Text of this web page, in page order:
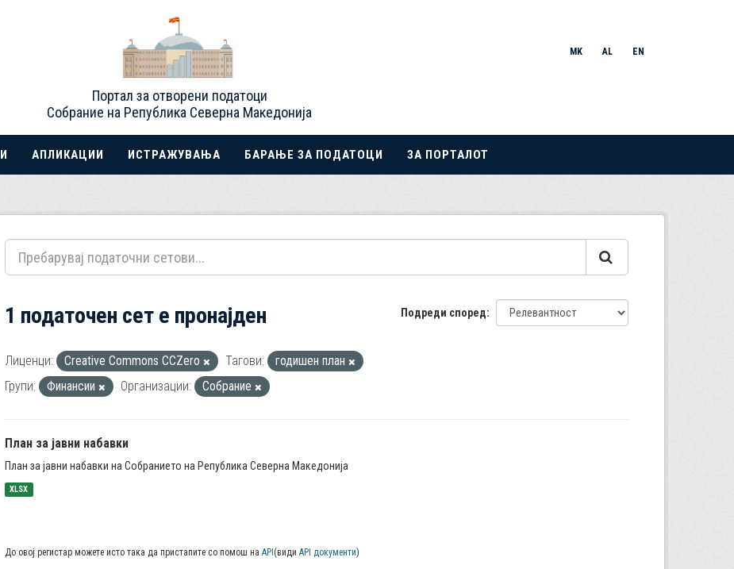
Портал за отворени податоци
Собрание на Република Северна Македонија
MK AL EN
АПЛИКАЦИИ ИСТРАЖУВАЊА БАРАЊЕ ЗА ПОДАТОЦИ ЗА ПОРТАЛОТ
Подреди според
1 податочен сет е пронајден
Лиценци: Creative Commons CCZero Тагови:
годишен план
Групи:
Финансии Организации: Собрание
План за јавни набавки
План за јавни набавки на Собранието на Република Северна Македонија
XLSX
До овој регистар можете исто така да пристапите со помош на API (види API документи)